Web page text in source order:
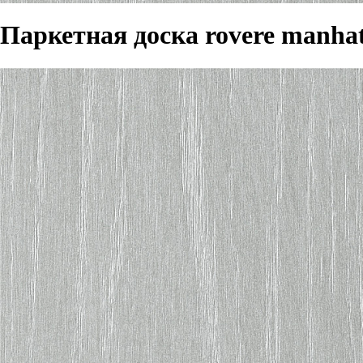
Паркетная доска rovere